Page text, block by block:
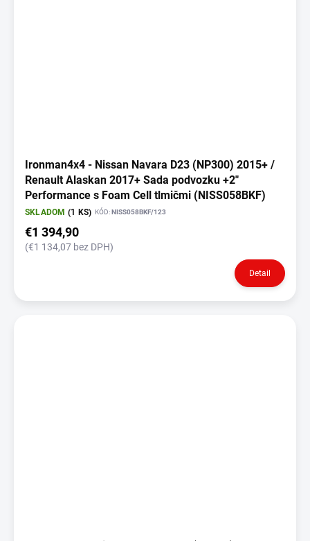
Ironman4x4 - Nissan Navara D23 (NP300) 2015+ /
Renault Alaskan 2017+ Sada podvozku +2"
Performance s Foam Cell tlmičmi (NISS058BKF)
SKLADOM (1 KS) KÓD:NISS058BKF/123
€1 394,90
(€1 134,07 bez DPH)
Detail